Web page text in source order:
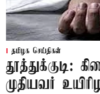
தமிழக செய்திகள்
தூத்துக்குடி:
முதியவர்